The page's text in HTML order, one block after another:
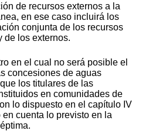
de recursos externos a la
en ese caso incluirá los
conjunta de los recursos
de los externos.
en el cual no será posible el
concesiones de aguas
los titulares de las
en comunidades de
lo dispuesto en el capítulo IV
cuenta lo previsto en la